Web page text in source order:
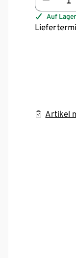
Auf Lager
Artikel